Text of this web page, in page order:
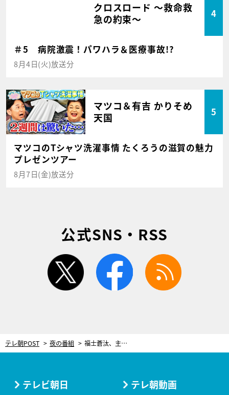
クロスロード ～救命救
急の約束～
4
＃5 病院激震！パワハラ＆医療事故!?
8月4日(火)放送分
マツコ＆有吉 かりそめ
天国
5
マツコのTシャツ洗濯事情 たくろうの滋賀の魅力
プレゼンツアー
8月7日(金)放送分
公式SNS・RSS
twitter facebook
テレ朝POST 夜の番組 福士蒼汰、主題歌アーティストが誰か知らず主演映画を鑑賞！知った結果、大興奮
テレビ朝日 テレ朝動画